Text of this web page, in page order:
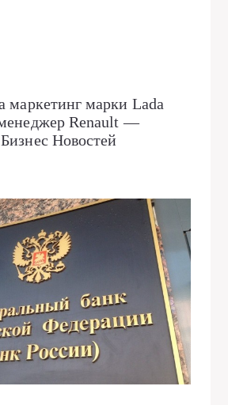
маркетинг марки Lada
Renault —
Новостей